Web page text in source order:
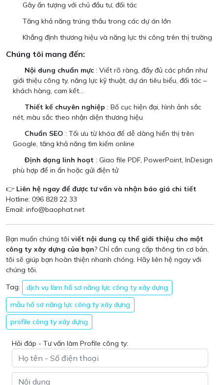
Gây ấn tượng với chủ đầu tư, đối tác
Tăng khả năng trúng thầu trong các dự án lớn
Khẳng định thương hiệu và năng lực thi công trên thị trường
Chúng tôi mang đến:
Nội dung chuẩn mực : Viết rõ ràng, đầy đủ các phần như
giới thiệu công ty, năng lực kỹ thuật, dự án tiêu biểu, đối tác –
khách hàng, cam kết...
Thiết kế chuyên nghiệp : Bố cục hiện đại, hình ảnh sắc
nét, màu sắc theo nhận diện thương hiệu
Chuẩn SEO : Tối ưu từ khóa để dễ dàng hiển thị trên
Google, tăng khả năng tìm kiếm online
Định dạng linh hoạt : Giao file PDF, PowerPoint, InDesign
phù hợp để in ấn hoặc gửi điện tử
👉 Liên hệ ngay để được tư vấn và nhận báo giá chi tiết
Hotline: 096 828 22 33
Email: info@baophat.net
Bạn muốn chúng tôi viết nội dung cụ thể giới thiệu cho một
công ty xây dựng của bạn? Chỉ cần cung cấp thông tin cơ bản,
tôi sẽ giúp bạn hoàn thiện nhanh chóng. Hãy liên hệ ngay với
chúng tôi.
Tag:
dịch vụ làm hồ sơ năng lực công ty xây dựng
mẫu hồ sơ năng lực công ty xây dựng
profile công ty xây dựng
Hỏi đáp - Tư vấn làm Profile công ty: